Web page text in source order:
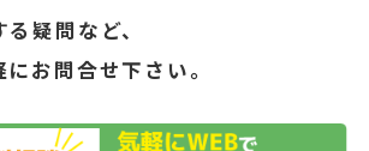
疑問など、
お問合せ下さい。